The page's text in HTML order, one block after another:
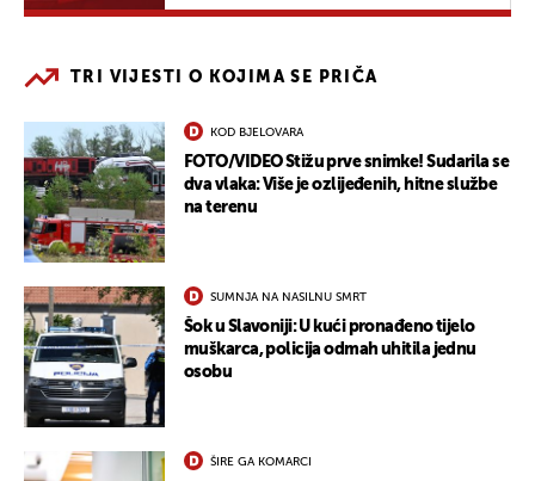
TRI VIJESTI O KOJIMA SE PRIČA
KOD BJELOVARA
FOTO/VIDEO Stižu prve snimke! Sudarila se
dva vlaka: Više je ozlijeđenih, hitne službe
na terenu
SUMNJA NA NASILNU SMRT
Šok u Slavoniji: U kući pronađeno tijelo
muškarca, policija odmah uhitila jednu
osobu
ŠIRE GA KOMARCI